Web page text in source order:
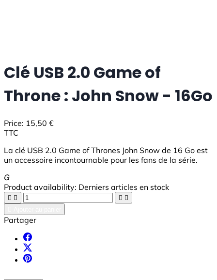
Clé USB 2.0 Game of
Throne : John Snow - 16Go
Price: 15,50 €
TTC
La clé USB 2.0 Game of Thrones John Snow de 16 Go est
un accessoire incontournable pour les fans de la série.

Product availability: Derniers articles en stock
   
Partager